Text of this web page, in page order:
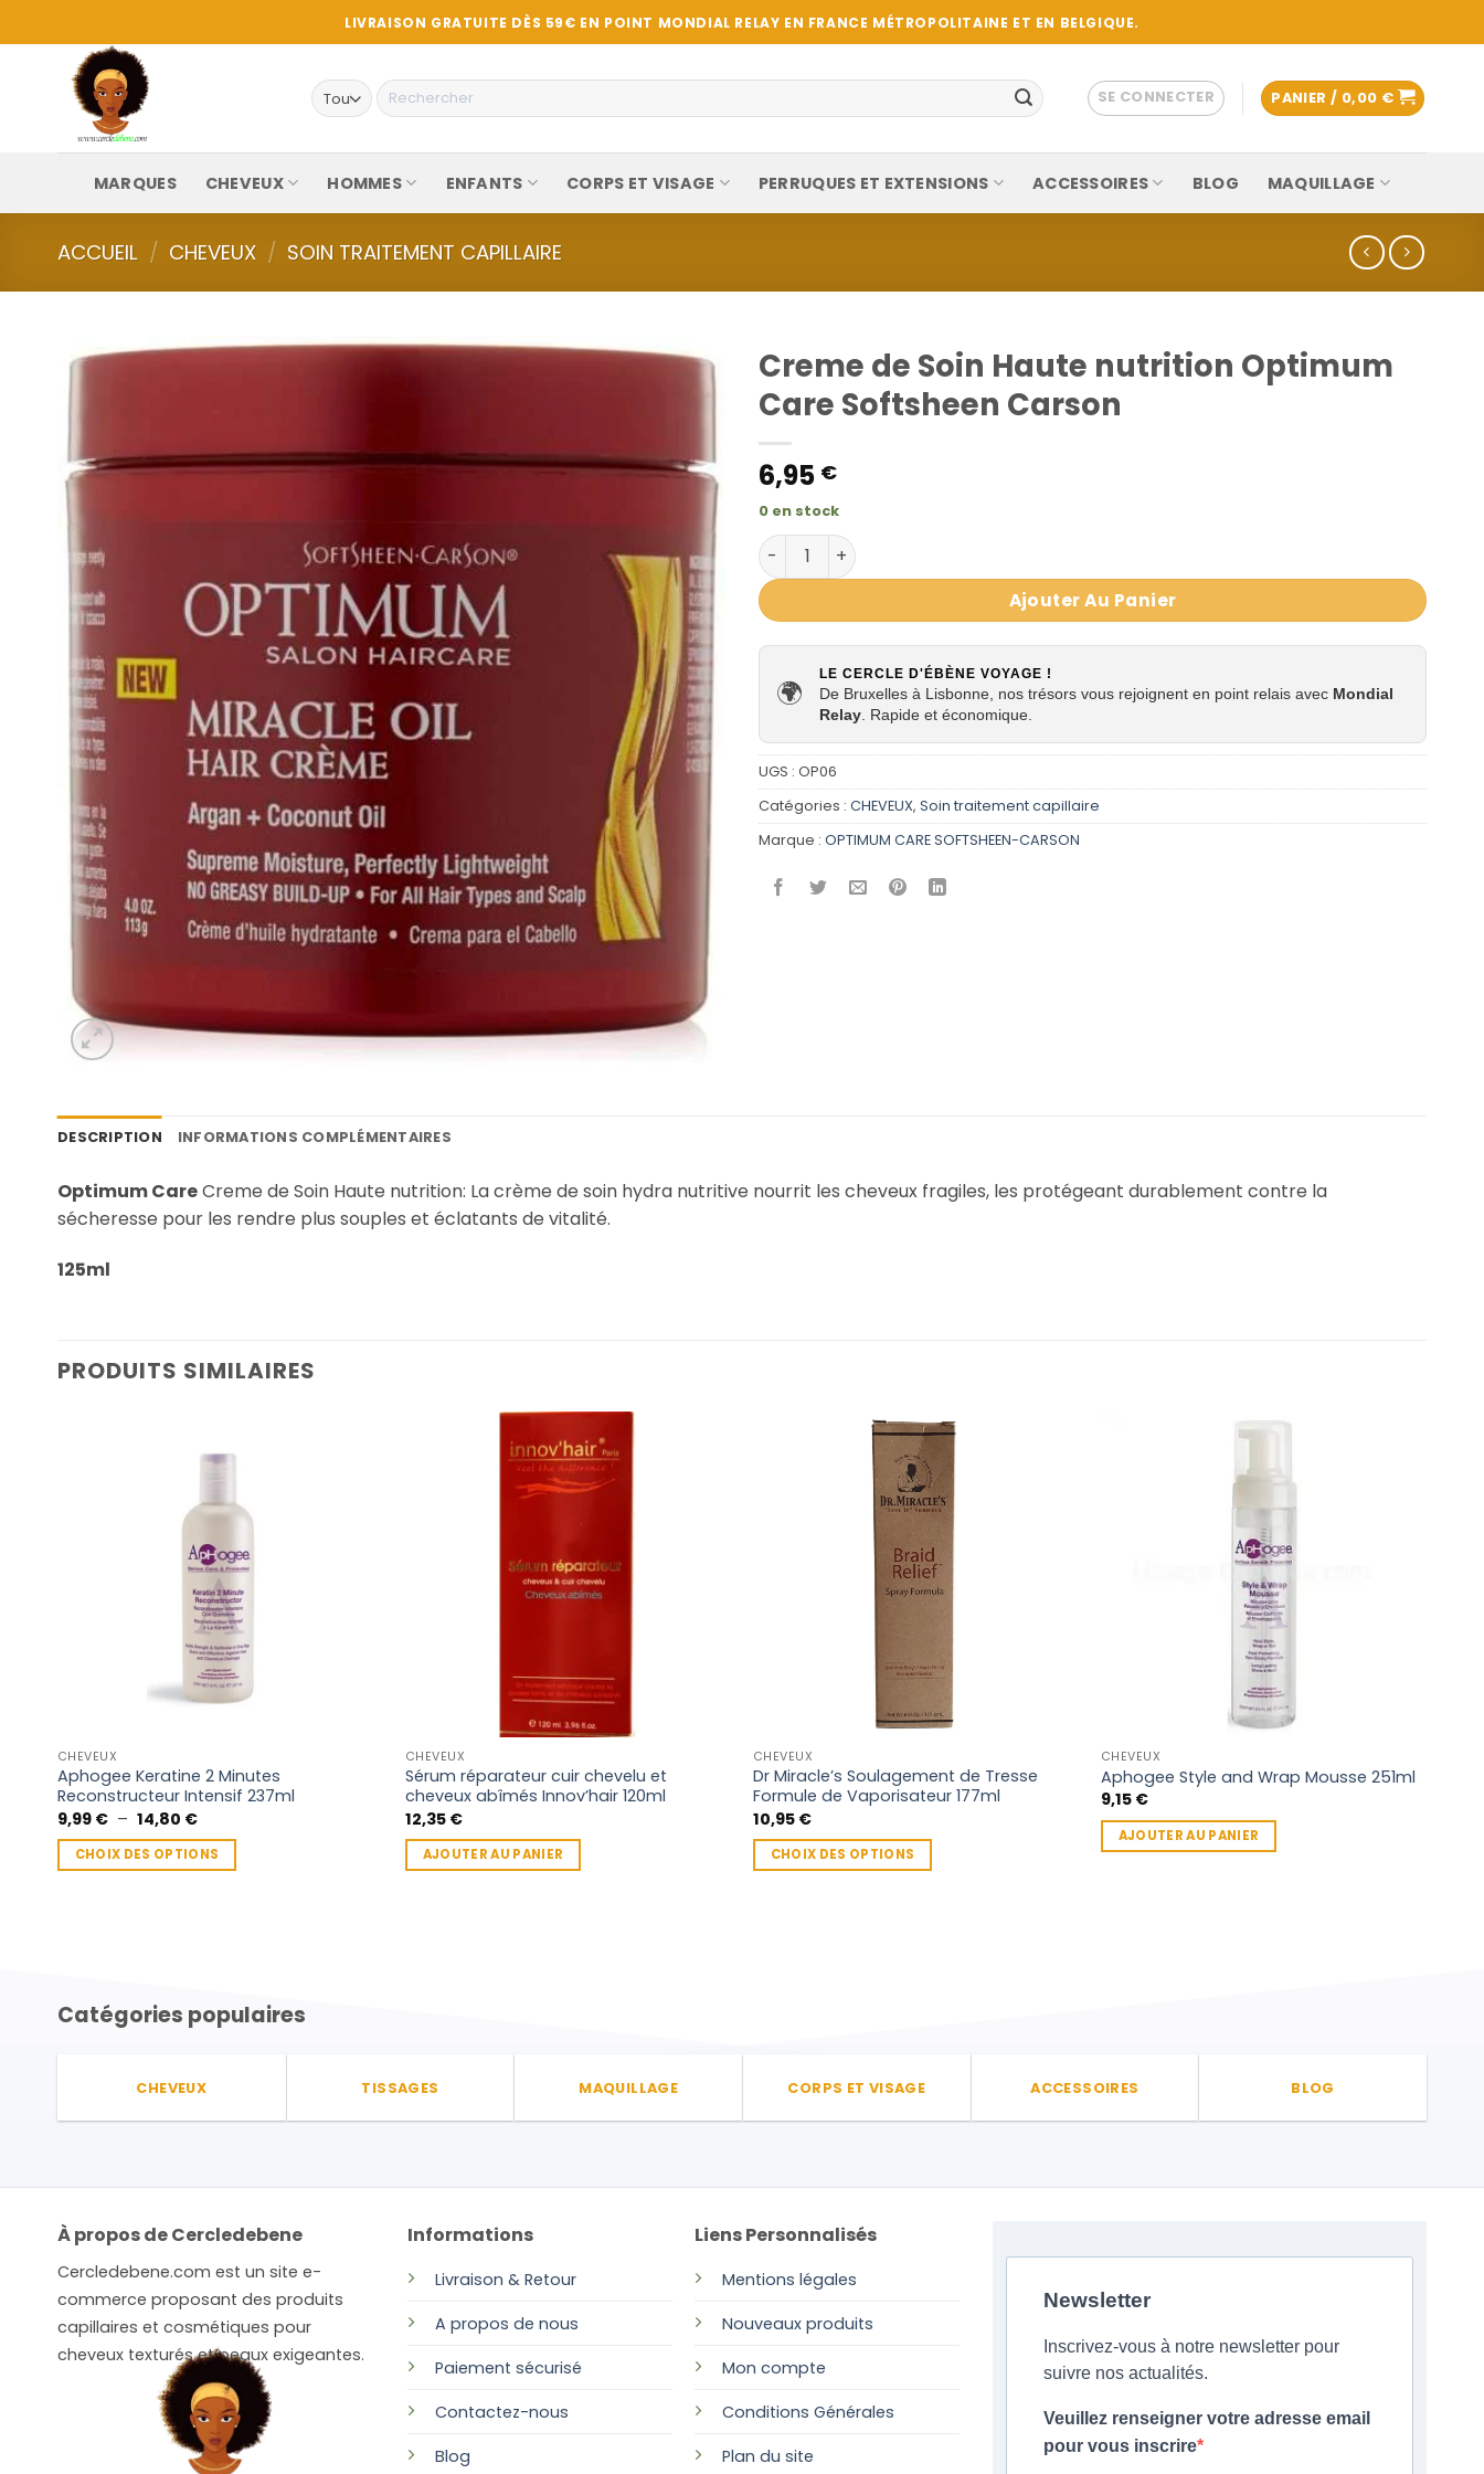
au
LIVRAISON GRATUITE DÈS 59€ EN POINT MONDIAL RELAY EN FRANCE MÉTROPOLITAINE ET EN BELGIQUE.
Recherche
pour :
SE CONNECTER PANIER / 0,00 €
MARQUES CHEVEUX HOMMES ENFANTS CORPS ET VISAGE PERRUQUES ET EXTENSIONS ACCESSOIRES BLOG MAQUILLAGE
ACCUEIL / CHEVEUX / SOIN TRAITEMENT CAPILLAIRE
Creme de Soin Haute nutrition Optimum
Care Softsheen Carson
6,95 €
0 en stock
quantité de Creme de Soin Haute nutrition Optimum Care Softsheen Carson
Ajouter Au Panier
🌍
LE CERCLE D'ÉBÈNE VOYAGE !
De Bruxelles à Lisbonne, nos trésors vous rejoignent en point relais avec Mondial
Relay . Rapide et économique.
UGS : OP06
Catégories : CHEVEUX, Soin traitement capillaire
Marque : OPTIMUM CARE SOFTSHEEN-CARSON
DESCRIPTION INFORMATIONS COMPLÉMENTAIRES
Optimum CareCreme de Soin Haute nutrition: La crème de soin hydra nutritive nourrit les cheveux fragiles, les protégeant durablement contre la
sécheresse pour les rendre plus souples et éclatants de vitalité.
125ml
PRODUITS SIMILAIRES
CHEVEUX
Aphogee Keratine 2 Minutes
Reconstructeur Intensif 237ml
9,99 € – 14,80 €Plage
prix :
9,99 €
CHOIX DES OPTIONS
Les
options
page
produit
CHEVEUX
Sérum réparateur cuir chevelu et
cheveux abîmés Innov’hair 120ml
12,35 €
AJOUTER AU PANIER
CHEVEUX
Dr Miracle’s Soulagement de Tresse
Formule de Vaporisateur 177ml
10,95 €
CHOIX DES OPTIONS
page
produit
CHEVEUX
Aphogee Style and Wrap Mousse 251ml
9,15 €
AJOUTER AU PANIER
Catégories populaires
CHEVEUX TISSAGES MAQUILLAGE CORPS ET VISAGE ACCESSOIRES BLOG
À propos de Cercledebene
Cercledebene.com est un site e-
commerce proposant des produits
capillaires et cosmétiques pour
cheveux texturés et peaux exigeantes.
Informations
Livraison & Retour
A propos de nous
Paiement sécurisé
Contactez-nous
Blog
Liens Personnalisés
Mentions légales
Nouveaux produits
Mon compte
Conditions Générales
Plan du site
Newsletter
Inscrivez-vous à notre newsletter pour
suivre nos actualités.
Veuillez renseigner votre adresse email
pour vous inscrire